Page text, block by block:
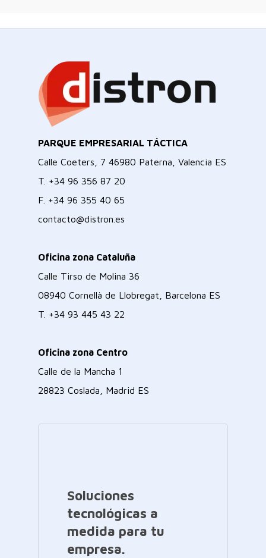
PARQUE EMPRESARIAL TÁCTICA
Calle Coeters, 7 46980 Paterna, Valencia ES
T. +34 96 356 87 20
F. +34 96 355 40 65
contacto@distron.es
Oficina zona Cataluña
Calle Tirso de Molina 36
08940 Cornellà de Llobregat, Barcelona ES
T. +34 93 445 43 22
Oficina zona Centro
Calle de la Mancha 1
28823 Coslada, Madrid ES
Soluciones
tecnológicas a
medida para tu
empresa.